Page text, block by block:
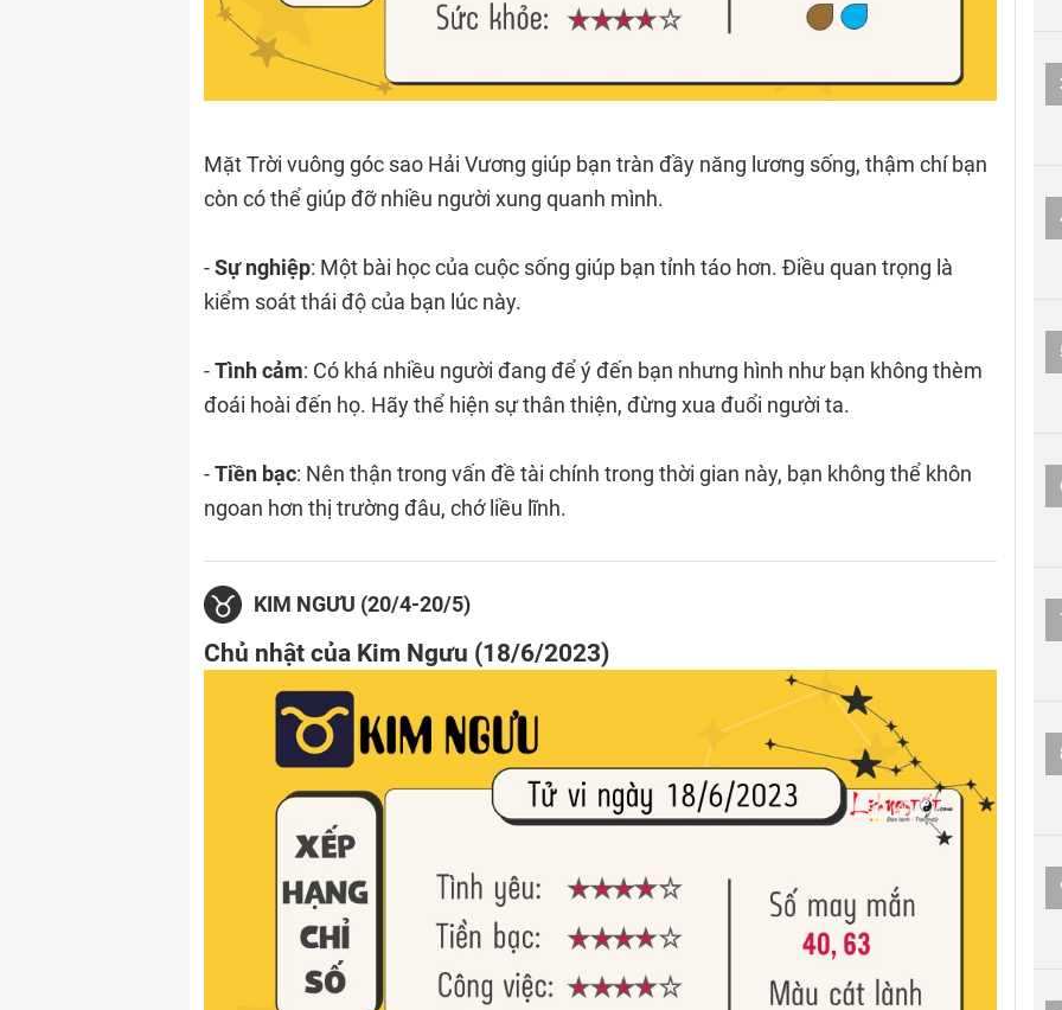
Mặt Trời vuông góc sao Hải Vương giúp bạn tràn đầy năng lương sống, thậm chí bạn
còn có thể giúp đỡ nhiều người xung quanh mình.
-Sự nghiệp: Một bài học của cuộc sống giúp bạn tỉnh táo hơn. Điều quan trọng là
kiểm soát thái độ của bạn lúc này.
-Tình cảm: Có khá nhiều người đang để ý đến bạn nhưng hình như bạn không thèm
đoái hoài đến họ. Hãy thể hiện sự thân thiện, đừng xua đuổi người ta.
-Tiền bạc: Nên thận trong vấn đề tài chính trong thời gian này, bạn không thể khôn
ngoan hơn thị trường đâu, chớ liều lĩnh.
KIM NGƯU (20/4-20/5)
Chủ nhật của Kim Ngưu (18/6/2023)